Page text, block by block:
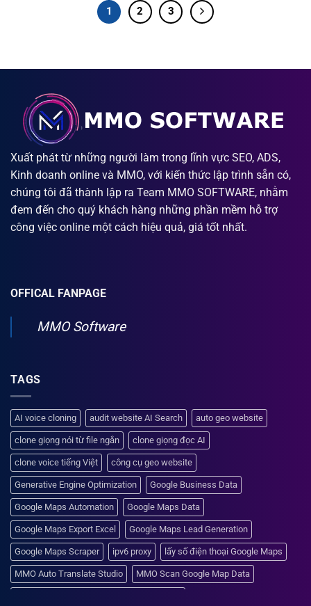
1 2 3
Xuất phát từ những người làm trong lĩnh vực SEO, ADS,
Kinh doanh online và MMO, với kiến thức lập trình sẵn có,
chúng tôi đã thành lập ra Team MMO SOFTWARE, nhằm
đem đến cho quý khách hàng những phần mềm hỗ trợ
công việc online một cách hiệu quả, giá tốt nhất.
OFFICAL FANPAGE
MMO Software
TAGS
AI voice cloning audit website AI Search auto geo website
clone giọng nói từ file ngắn clone giọng đọc AI
clone voice tiếng Việt công cụ geo website
Generative Engine Optimization Google Business Data
Google Maps Automation Google Maps Data
Google Maps Export Excel Google Maps Lead Generation
Google Maps Scraper ipv6 proxy lấy số điện thoại Google Maps
MMO Auto Translate Studio MMO Scan Google Map Data